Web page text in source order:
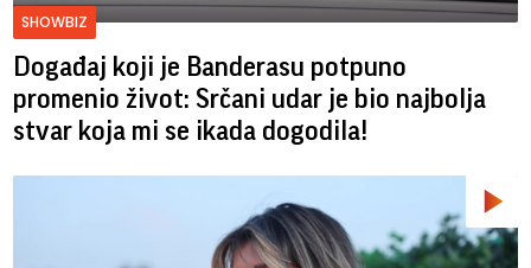
SHOWBIZ
Događaj koji je Banderasu potpuno
promenio život: Srčani udar je bio najbolja
stvar koja mi se ikada dogodila!